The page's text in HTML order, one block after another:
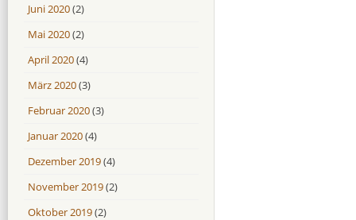
Juni 2020(2)
Mai 2020(2)
April 2020(4)
März 2020(3)
Februar 2020(3)
Januar 2020(4)
Dezember 2019(4)
November 2019(2)
Oktober 2019(2)